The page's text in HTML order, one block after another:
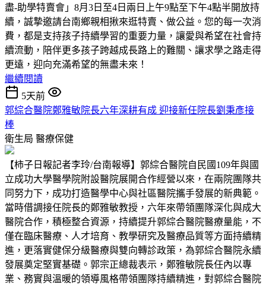
盡-助學特賣會」8月3日至4日兩日上午9點至下午4點半開放持
續，誠摯邀請台南鄉親相揪來逛特賣、做公益。您的每一次消
費，都是支持孩子持續學習的重要力量，讓愛與希望在社會持
續流動，陪伴更多孩子跨越成長路上的難關、讓求學之路走得
更遠，迎向充滿希望的無盡未來！
繼續閱讀
5天前
郭綜合醫院鄭雅敏院長六年深耕有成 迎接新任院長劉秉彥接
棒
衛生局 醫療保健
【柿子日報記者李玲/台南報導】郭綜合醫院自民國109年與國
立成功大學醫學院附設醫院展開合作經營以來，在兩院團隊共
同努力下，成功打造醫學中心與社區醫院攜手發展的新典範。
當時借調接任院長的鄭雅敏教授，六年來帶領團隊深化與成大
醫院合作，積極整合資源，持續提升郭綜合醫院醫療量能，不
僅在臨床醫療、人才培育、教學研究及醫療品質等方面持續精
進，更落實健保分級醫療與雙向轉診政策，為郭綜合醫院永續
發展奠定堅實基礎。郭宗正總裁表示，鄭雅敏院長任內以專
業、務實與溫暖的領導風格帶領團隊持續精進，對郭綜合醫院